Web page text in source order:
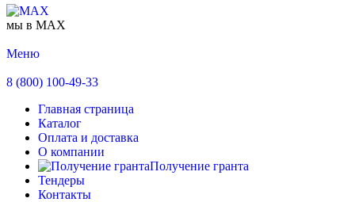
мы в MAX
Меню
8 (800) 100-49-33
Главная страница
Каталог
Оплата и доставка
О компании
Получение гранта
Тендеры
Контакты